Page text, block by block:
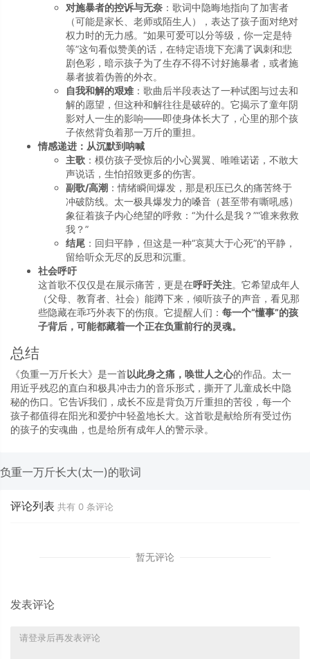
对施暴者的控诉与无奈 ：歌词中隐晦地指向了加害者
（可能是家长、老师或陌生人），表达了孩子面对绝对
权力时的无力感。“如果可爱可以分等级，你一定是特
等”这句看似赞美的话，在特定语境下充满了讽刺和悲
剧色彩，暗示孩子为了生存不得不讨好施暴者，或者施
暴者披着伪善的外衣。
自我和解的艰难 ：歌曲后半段表达了一种试图与过去和
解的愿望，但这种和解往往是破碎的。它揭示了童年阴
影对人一生的影响——即使身体长大了，心里的那个孩
子依然背负着那一万斤的重担。
情感递进：从沉默到呐喊
主歌 ：模仿孩子受惊后的小心翼翼、唯唯诺诺，不敢大
声说话，生怕招致更多的伤害。
副歌/高潮 ：情绪瞬间爆发，那是积压已久的痛苦终于
冲破防线。太一极具爆发力的嗓音（甚至带有嘶吼感）
象征着孩子内心绝望的呼救：“为什么是我？”“谁来救救
我？”
结尾 ：回归平静，但这是一种“哀莫大于心死”的平静，
留给听众无尽的反思和沉重。
社会呼吁
这首歌不仅仅是在展示痛苦，更是在呼吁关注。它希望成年人
（父母、教育者、社会）能蹲下来，倾听孩子的声音，看见那
些隐藏在乖巧外表下的伤痕。它提醒人们： 每一个“懂事”的孩
子背后，可能都藏着一个正在负重前行的灵魂。
总结
《负重一万斤长大》是一首以此身之痛，唤世人之心的作品。太一
用近乎残忍的直白和极具冲击力的音乐形式，撕开了儿童成长中隐
秘的伤口。它告诉我们，成长不应是背负万斤重担的苦役，每一个
孩子都值得在阳光和爱护中轻盈地长大。这首歌是献给所有受过伤
的孩子的安魂曲，也是给所有成年人的警示录。
负重一万斤长大(太一)的歌词
评论列表 共有 0 条评论
暂无评论
发表评论